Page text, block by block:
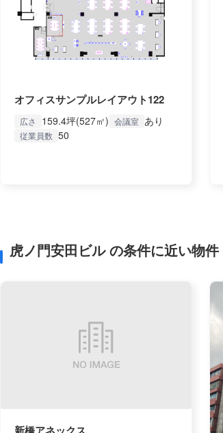
オフィスサンプルレイアウト122
広さ 159.4坪(527㎡) 会議室 あり
従業員数 50
虎ノ門安田ビル の条件に近い物件